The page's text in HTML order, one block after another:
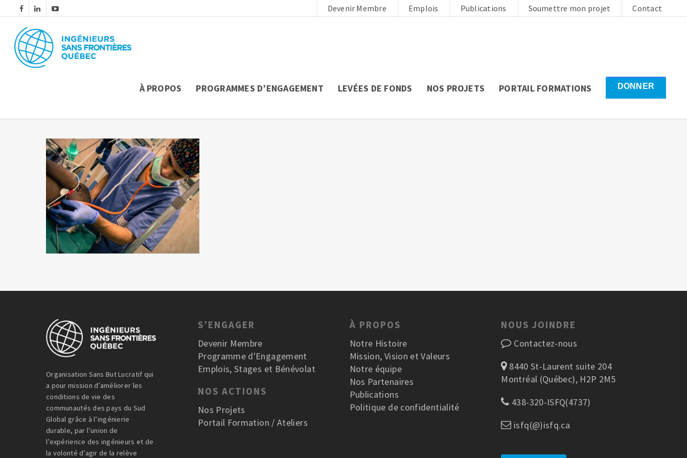
Devenir Membre Emplois Publications Soumettre mon projet Contact
À PROPOS PROGRAMMES D’ENGAGEMENT LEVÉES DE FONDS NOS PROJETS PORTAIL FORMATIONS DONNER
Organisation Sans But Lucratif qui
a pour mission d’améliorer les
conditions de vie des
communautés des pays du Sud
Global grâce à l’ingénierie
durable, par l’union de
l’expérience des ingénieurs et de
la volonté d’agir de la relève
S’ENGAGER
Devenir Membre
Programme d'Engagement
Emplois, Stages et Bénévolat
NOS ACTIONS
Nos Projets
Portail Formation / Ateliers
À PROPOS
Notre Histoire
Mission, Vision et Valeurs
Notre équipe
Nos Partenaires
Publications
Politique de confidentialité
NOUS JOINDRE
Contactez-nous
8440 St-Laurent suite 204
Montréal (Québec), H2P 2M5
438-320-ISFQ(4737)
isfq(@)isfq.ca